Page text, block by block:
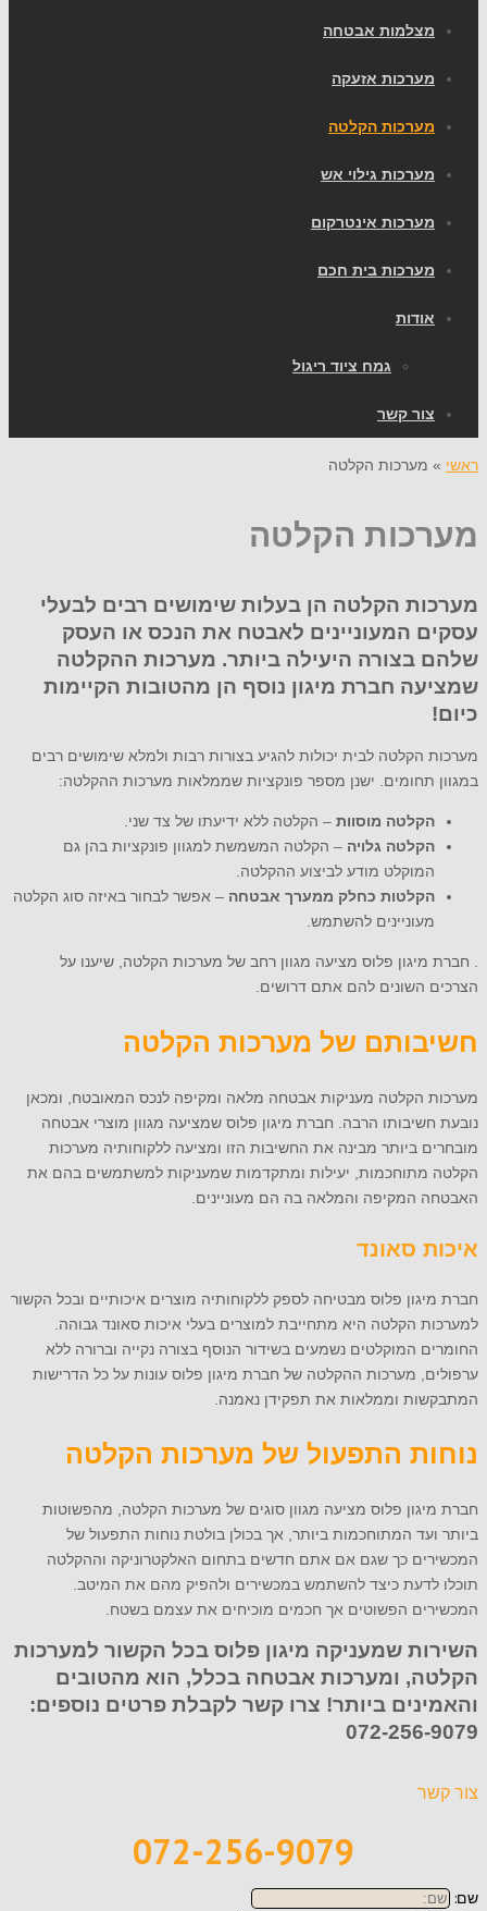
מצלמות אבטחה
מערכות אזעקה
מערכות הקלטה
מערכות גילוי אש
מערכות אינטרקום
מערכות בית חכם
אודות
גמח ציוד ריגול
צור קשר
ראשי » מערכות הקלטה
מערכות הקלטה
מערכות הקלטה הן בעלות שימושים רבים לבעלי
עסקים המעוניינים לאבטח את הנכס או העסק
שלהם בצורה היעילה ביותר. מערכות ההקלטה
שמציעה חברת מיגון נוסף הן מהטובות הקיימות
כיום!
מערכות הקלטה לבית יכולות להגיע בצורות רבות ולמלא שימושים רבים
במגוון תחומים. ישנן מספר פונקציות שממלאות מערכות ההקלטה:
הקלטה מוסוות – הקלטה ללא ידיעתו של צד שני.
הקלטה גלויה – הקלטה המשמשת למגוון פונקציות בהן גם
המוקלט מודע לביצוע ההקלטה.
הקלטות כחלק ממערך אבטחה – אפשר לבחור באיזה סוג הקלטה
מעוניינים להשתמש.
. חברת מיגון פלוס מציעה מגוון רחב של מערכות הקלטה, שיענו על
הצרכים השונים להם אתם דרושים.
חשיבותם של מערכות הקלטה
מערכות הקלטה מעניקות אבטחה מלאה ומקיפה לנכס המאובטח, ומכאן
נובעת חשיבותו הרבה. חברת מיגון פלוס שמציעה מגוון מוצרי אבטחה
מובחרים ביותר מבינה את החשיבות הזו ומציעה ללקוחותיה מערכות
הקלטה מתוחכמות, יעילות ומתקדמות שמעניקות למשתמשים בהם את
האבטחה המקיפה והמלאה בה הם מעוניינים.
איכות סאונד
חברת מיגון פלוס מבטיחה לספק ללקוחותיה מוצרים איכותיים ובכל הקשור
למערכות הקלטה היא מתחייבת למוצרים בעלי איכות סאונד גבוהה.
החומרים המוקלטים נשמעים בשידור הנוסף בצורה נקייה וברורה ללא
ערפולים, מערכות ההקלטה של חברת מיגון פלוס עונות על כל הדרישות
המתבקשות וממלאות את תפקידן נאמנה.
נוחות התפעול של מערכות הקלטה
חברת מיגון פלוס מציעה מגוון סוגים של מערכות הקלטה, מהפשוטות
ביותר ועד המתוחכמות ביותר, אך בכולן בולטת נוחות התפעול של
המכשירים כך שגם אם אתם חדשים בתחום האלקטרוניקה וההקלטה
תוכלו לדעת כיצד להשתמש במכשירים ולהפיק מהם את המיטב.
המכשירים הפשוטים אך חכמים מוכיחים את עצמם בשטח.
השירות שמעניקה מיגון פלוס בכל הקשור למערכות
הקלטה, ומערכות אבטחה בכלל, הוא מהטובים
והאמינים ביותר! צרו קשר לקבלת פרטים נוספים:
072-256-9079
צור קשר
072-256-9079
שם: